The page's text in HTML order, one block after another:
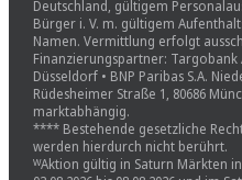
Deutschland, gültigem
Bürger i. V. m. gültigem
Namen. Vermittlung erfolgt
Finanzierungspartner: Targobank
Düsseldorf • BNP Paribas S.A.
Rüdesheimer Straße 1, 80686
marktabhängig.
**** Bestehende gesetzliche
werden hierdurch nicht berührt.
ᵂAktion gültig in Saturn Märkten